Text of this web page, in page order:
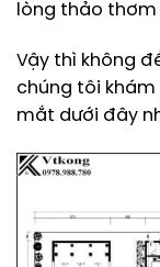
lòng thảo thơm
Vậy thì không
chúng tôi
mắt dưới đây